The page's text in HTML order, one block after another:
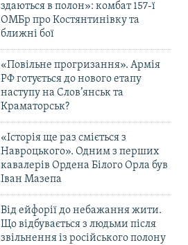
здаються в полон»: комбат 157-ї
ОМБр про Костянтинівку та
ближні бої
«Повільне прогризання». Армія
РФ готується до нового етапу
наступу на Слов’янськ та
Краматорськ?
«Історія ще раз сміється з
Навроцького». Одним з перших
кавалерів Ордена Білого Орла був
Іван Мазепа
Від ейфорії до небажання жити.
Що відбувається з людьми після
звільнення із російського полону